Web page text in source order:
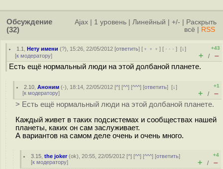
Обсуждение
(32)
Ajax 1 уровень Линейный +/-
Раскрыть
всё
RSS
1.1 ,Нету имени (?), 15:26, 22/05/2012 [ответить] [ ﹢﹢﹢] [ · · ·][↓]
[к модератору]
+43
+ / –
Есть ещё нормальный люди на этой долбаной планете.
2.10 ,Аноним (-), 18:14, 22/05/2012 [^] [^^] [^^^] [ответить][↓]
[к модератору]
+1
+ / –
> Есть ещё нормальный люди на этой долбаной планете.
Каждый живет в таких подсистемах и сообществах нашей
планеты, каких он сам заслуживает.
А вариантов на самом деле очень и очень много.
3.15 ,the joker(ok), 20:55, 22/05/2012 [^] [^^] [^^^] [ответить]
[к модератору]
+4
+ / –